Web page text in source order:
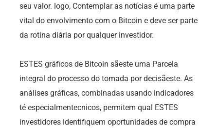
seu valor. logo, Contemplar as notícias é uma parte
vital do envolvimento com o Bitcoin e deve ser parte
da rotina diária por qualquer investidor.
ESTES gráficos de Bitcoin sãeste uma Parcela
integral do processo do tomada por decisãeste. As
análises gráficas, combinadas usando indicadores
té especialmentecnicos, permitem qual ESTES
investidores identifiquem oportunidades de compra